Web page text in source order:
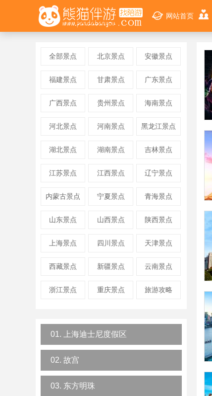
网站首页
全部景点 北京景点 安徽景点
福建景点 甘肃景点 广东景点
广西景点 贵州景点 海南景点
河北景点 河南景点 黑龙江景点
湖北景点 湖南景点 吉林景点
江苏景点 江西景点 辽宁景点
内蒙古景点 宁夏景点 青海景点
山东景点 山西景点 陕西景点
上海景点 四川景点 天津景点
西藏景点 新疆景点 云南景点
浙江景点 重庆景点 旅游攻略
01. 上海迪士尼度假区
02. 故宫
03. 东方明珠